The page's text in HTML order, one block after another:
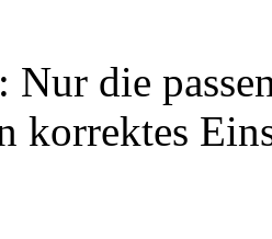
die
korrektes